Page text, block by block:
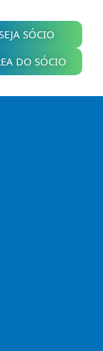
SÓCIO
DO SÓCIO